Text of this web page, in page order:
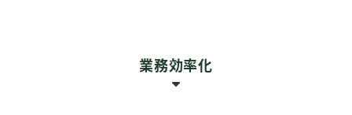
リクルートサイト
業務効率化